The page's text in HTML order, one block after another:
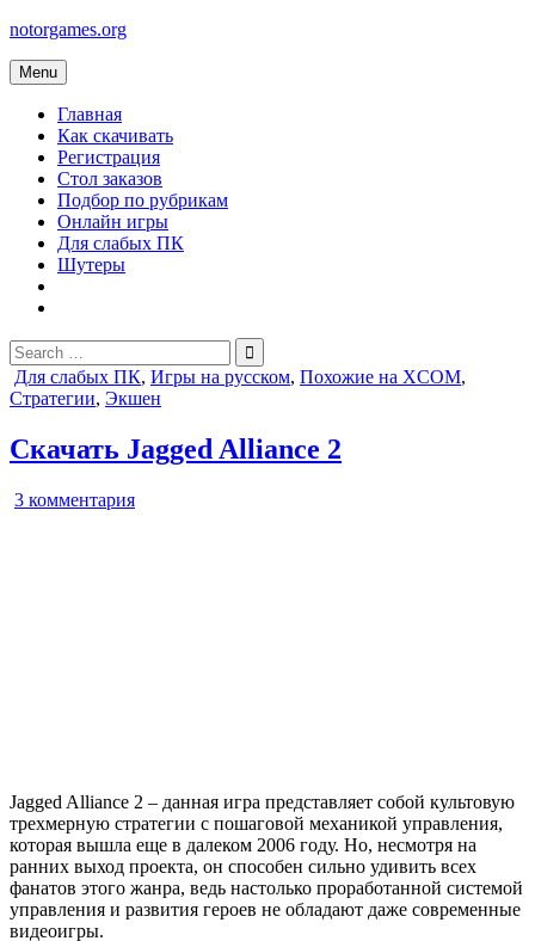
Skip
content
notorgames.org
Menu
Главная
Как скачивать
Регистрация
Стол заказов
Подбор по рубрикам
Онлайн игры
Для слабых ПК
Шутеры
Search
for:
Posted
in
Для слабых ПК, Игры на русском, Похожие на XCOM,
Стратегии, Экшен
Скачать Jagged Alliance 2
3 комментарияк
Jagged Alliance 2 – данная игра представляет собой культовую
трехмерную стратегии с пошаговой механикой управления,
которая вышла еще в далеком 2006 году. Но, несмотря на
ранних выход проекта, он способен сильно удивить всех
фанатов этого жанра, ведь настолько проработанной системой
управления и развития героев не обладают даже современные
видеоигры.